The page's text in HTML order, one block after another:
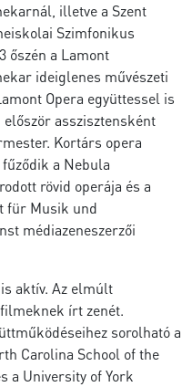
illetve a Szent
Szimfonikus
őszén a Lamont
ideiglenes művészeti
Opera együttessel is
asszisztensként
Kortárs opera
a Nebula
rövid operája és a
für Musik und
médiazeneszerzői
aktív. Az elmúlt
írt zenét.
sorolható a
Carolina School of the
a University of York